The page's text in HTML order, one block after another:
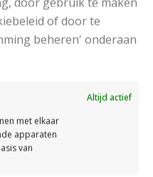
of door te
beheren' onderaan
Altijd actief
met elkaar
apparaten
van